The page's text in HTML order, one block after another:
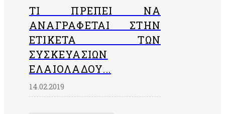
ΤΙ ΠΡΈΠΕΙ ΝΑ
ΑΝΑΓΡΆΦΕΤΑΙ ΣΤΗΝ
EΤΙΚΈΤΑ ΤΩΝ
ΣΥΣΚΕΥΑΣΙΏΝ
ΕΛΑΙΟΛΆΔΟΥ...
14.02.2019